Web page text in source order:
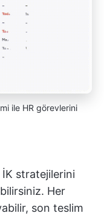
ile HR görevlerini
İK stratejilerini
Her
son teslim